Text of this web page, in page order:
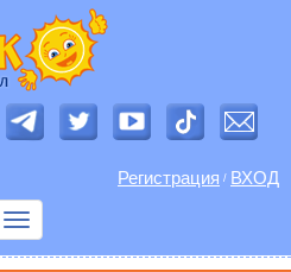
Регистрация / ВХОД
Показать